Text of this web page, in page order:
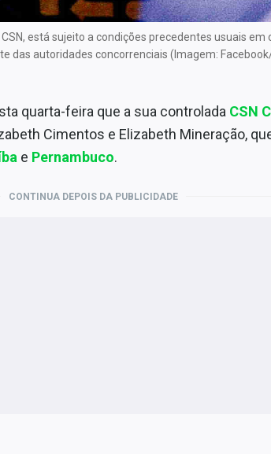
está sujeito a condições precedentes usuais em
das autoridades concorrenciais (Imagem:
quarta-feira que a sua controlada CSN
Cimentos e Elizabeth Mineração,
e Pernambuco.
CONTINUA DEPOIS DA PUBLICIDADE